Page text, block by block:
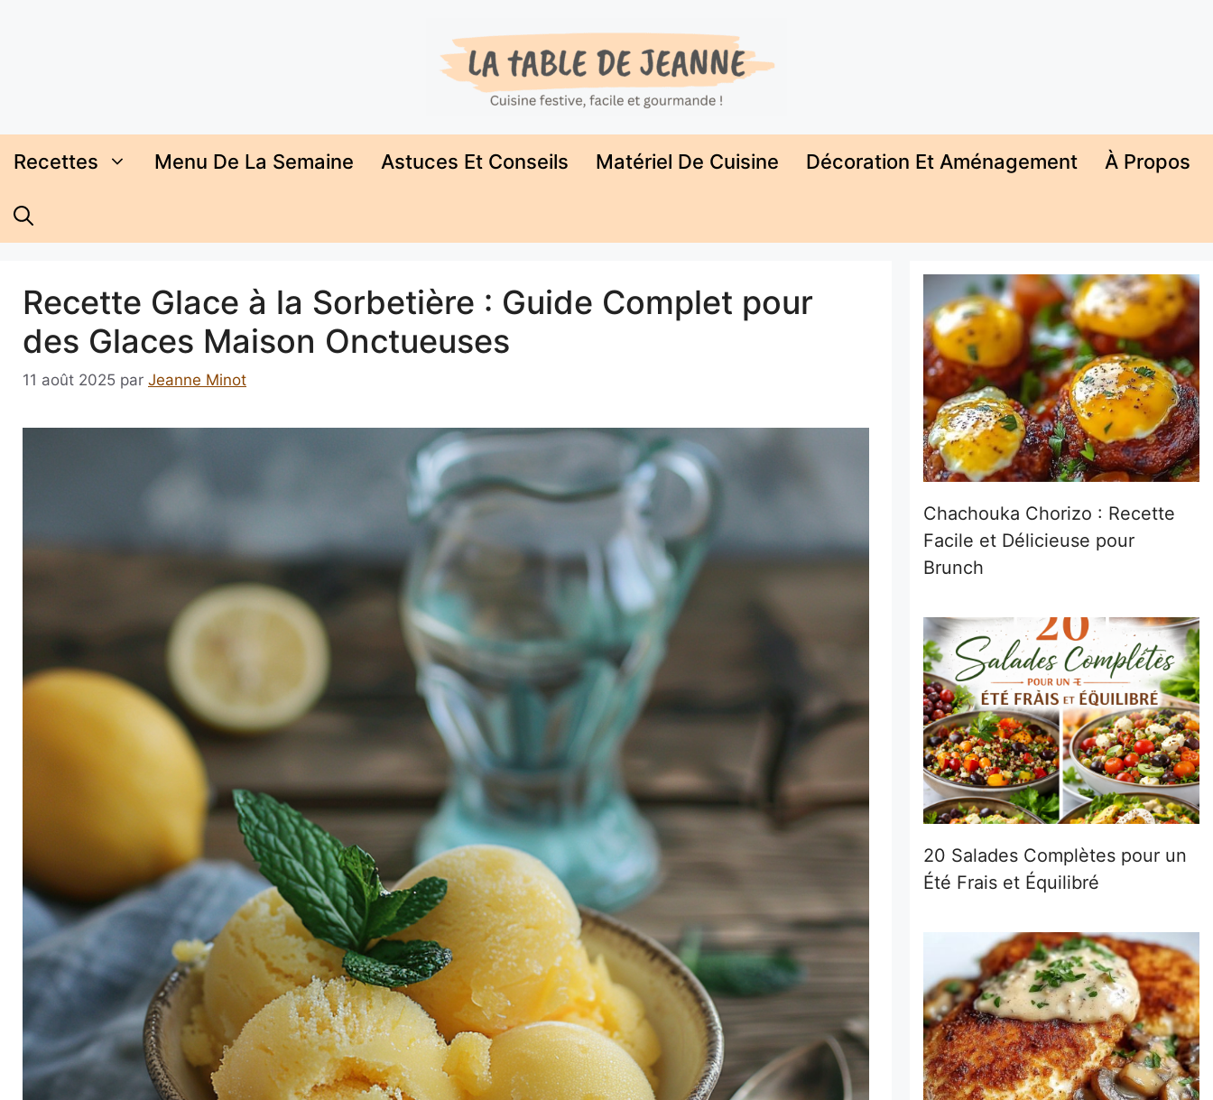
Recettes Menu De La Semaine Astuces Et Conseils Matériel De Cuisine Décoration Et Aménagement À Propos
Recette Glace à la Sorbetière : Guide Complet pour
des Glaces Maison Onctueuses
11 août 2025 par Jeanne Minot
Chachouka Chorizo : Recette
Facile et Délicieuse pour
Brunch
20 Salades Complètes pour un
Été Frais et Équilibré